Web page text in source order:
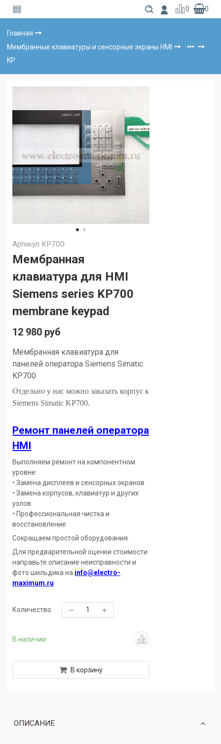
0 0
Главная
Мембранные клавиатуры и сенсорные экраны HMI
KP
Артикул KP700
Мембранная
клавиатура для HMI
Siemens series KP700
membrane keypad
В наличии
12 980 руб
Мембранная клавиатура для
панелей оператора SiemensSimatic
KP700
Отдельно у нас можно заказать корпус к
Siemens Simatic KP700.
Ремонт панелей оператора
HMI
Выполняем ремонт на компонентном
уровне:
• Замена дисплеев и сенсорных экранов
• Замена корпусов, клавиатур и других
узлов
• Профессиональная чистка и
восстановление
Сокращаем простой оборудования.
Для предварительной оценки стоимости
направьте описание неисправности и
фото шильдика на info@electro-
maximum.ru
Количество
В корзину
ОПИСАНИЕ